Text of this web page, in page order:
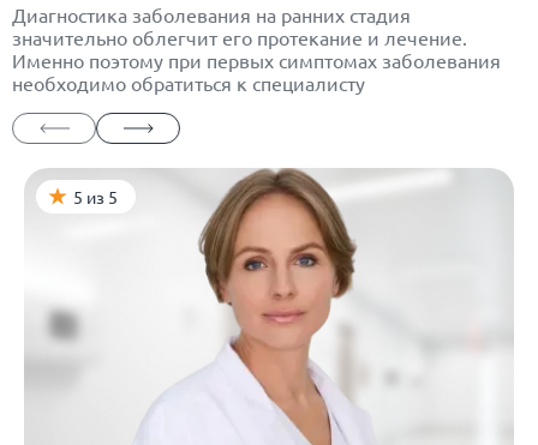
Диагностика заболевания на ранних стадия
значительно облегчит его протекание и лечение.
Именно поэтому при первых симптомах заболевания
необходимо обратиться к специалисту
5 из 5